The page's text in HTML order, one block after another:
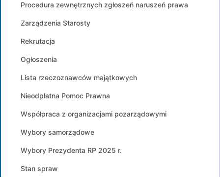
Procedura zewnętrznych zgłoszeń naruszeń prawa
Zarządzenia Starosty
Rekrutacja
Ogłoszenia
Lista rzeczoznawców majątkowych
Nieodpłatna Pomoc Prawna
Współpraca z organizacjami pozarządowymi
Wybory samorządowe
Wybory Prezydenta RP 2025 r.
Stan spraw